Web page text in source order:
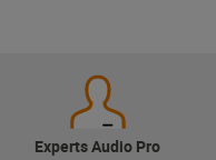
Experts Audio Pro